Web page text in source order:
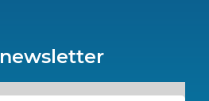
newsletter